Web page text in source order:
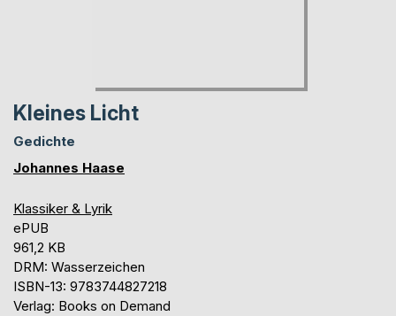
Kleines Licht
Gedichte
Johannes Haase
Klassiker & Lyrik
ePUB
961,2 KB
DRM: Wasserzeichen
ISBN-13: 9783744827218
Verlag: Books on Demand